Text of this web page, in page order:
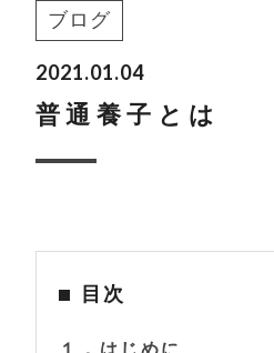
ブログ
2021.01.04
普通養子とは
目次
１．はじめに